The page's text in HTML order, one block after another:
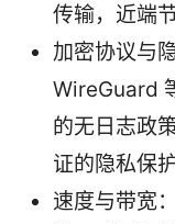
传输，近端
加密协议与
WireGuard
的无日志政
证的隐私保
速度与带宽